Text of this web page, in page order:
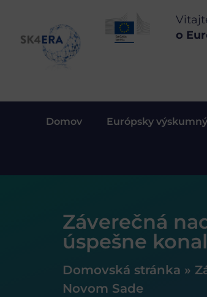
o
Domov Európsky
Záverečná
úspešne
Domovská stránka »
Novom Sade